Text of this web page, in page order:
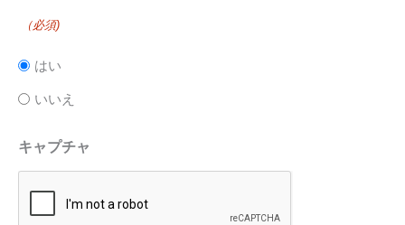
（必須)
はい
いいえ
キャプチャ